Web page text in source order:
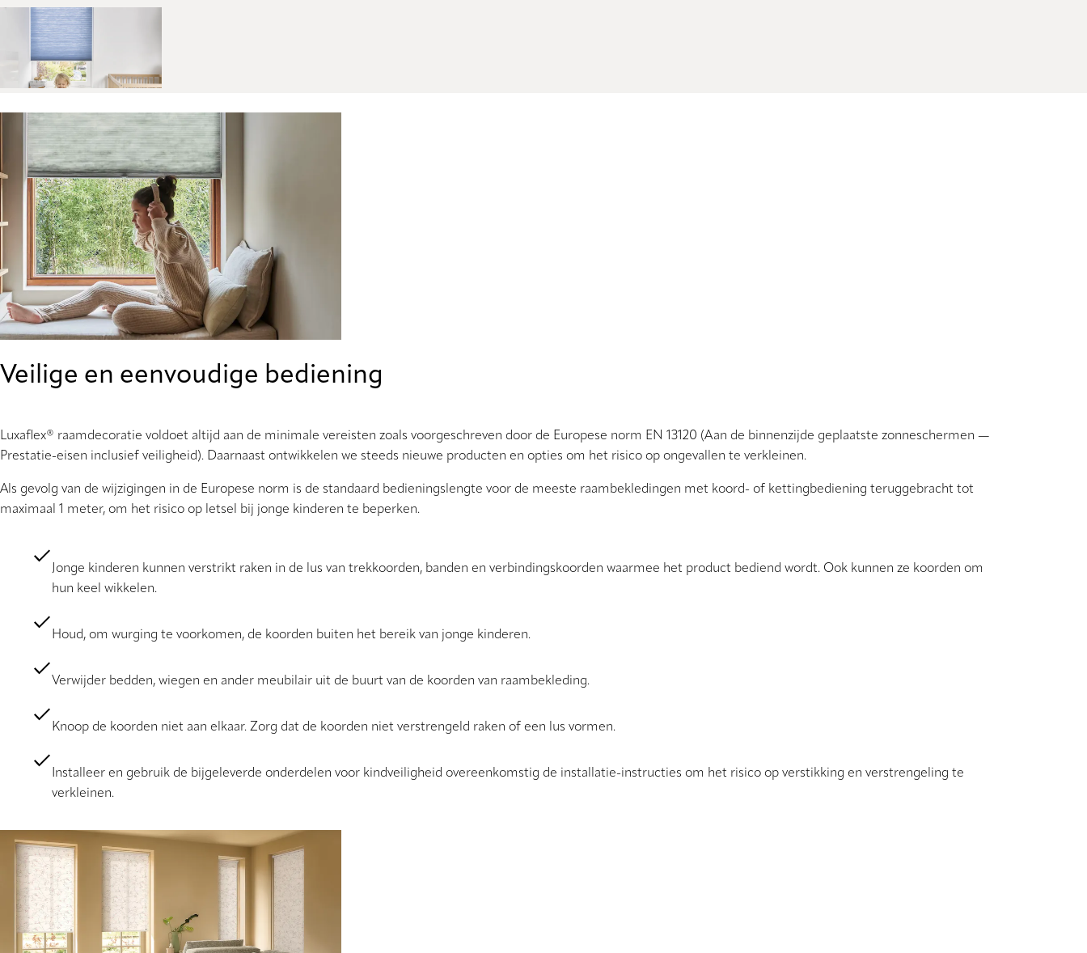
Veilige en eenvoudige bediening
Luxaflex® raamdecoratie voldoet altijd aan de minimale vereisten zoals voorgeschreven door de Europese norm EN 13120 (Aan de binnenzijde geplaatste zonneschermen —
Prestatie-eisen inclusief veiligheid). Daarnaast ontwikkelen we steeds nieuwe producten en opties om het risico op ongevallen te verkleinen.
Als gevolg van de wijzigingen in de Europese norm is de standaard bedieningslengte voor de meeste raambekledingen met koord- of kettingbediening teruggebracht tot
maximaal 1 meter, om het risico op letsel bij jonge kinderen te beperken.
Jonge kinderen kunnen verstrikt raken in de lus van trekkoorden, banden en verbindingskoorden waarmee het product bediend wordt. Ook kunnen ze koorden om
hun keel wikkelen.
Houd, om wurging te voorkomen, de koorden buiten het bereik van jonge kinderen.
Verwijder bedden, wiegen en ander meubilair uit de buurt van de koorden van raambekleding.
Knoop de koorden niet aan elkaar. Zorg dat de koorden niet verstrengeld raken of een lus vormen.
Installeer en gebruik de bijgeleverde onderdelen voor kindveiligheid overeenkomstig de installatie-instructies om het risico op verstikking en verstrengeling te
verkleinen.